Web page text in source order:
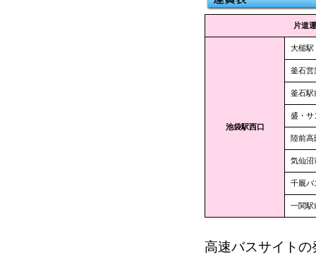
片道
池袋駅西口
大槌駅
釜石営
釜石駅
盛・サ
陸前高
気仙沼
千厩バ
一関駅
高速バスサイト